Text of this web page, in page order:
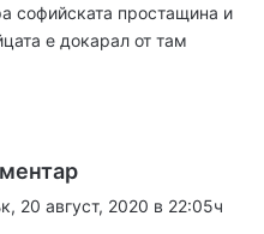
софийската простащина и
е докарал от там
20 август, 2020 в 22:05ч